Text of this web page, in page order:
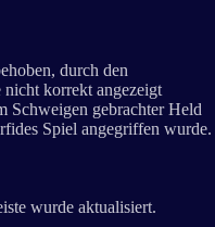
durch den
korrekt angezeigt
Schweigen gebrachter Held
Spiel angegriffen wurde.
wurde aktualisiert.